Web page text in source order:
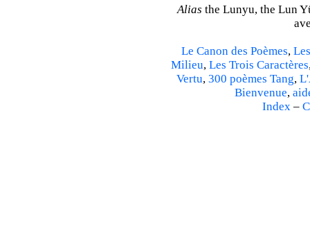
Alias the Lunyu, the Lun
Le Canon des Poèmes,
Milieu, Les Trois Caractères
Vertu, 300 poèmes Tang,
Bienvenue,
Index –